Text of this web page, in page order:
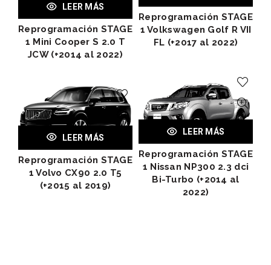
Reprogramación STAGE
1 Volkswagen Golf R VII
FL (+2017 al 2022)
LEER MÁS
Reprogramación STAGE
1 Mini Cooper S 2.0 T
JCW (+2014 al 2022)
LEER MÁS
Reprogramación STAGE
1 Nissan NP300 2.3 dci
Bi-Turbo (+2014 al
2022)
LEER MÁS
Reprogramación STAGE
1 Volvo CX90 2.0 T5
(+2015 al 2019)